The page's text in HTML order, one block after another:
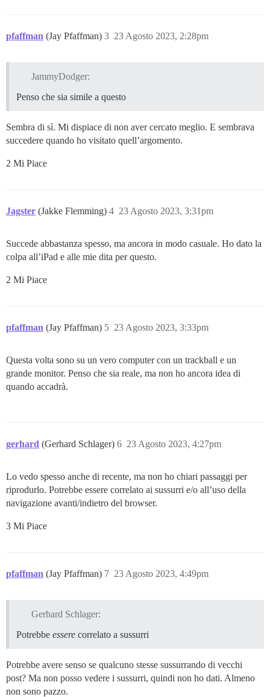
pfaffman (Jay Pfaffman) 23 Agosto 2023, 2:28pm
3
JammyDodger:
Penso che sia simile a questo
Sembra di sì. Mi dispiace di non aver cercato meglio. E sembrava
succedere quando ho visitato quell’argomento.
2 Mi Piace
Jagster (Jakke Flemming) 23 Agosto 2023, 3:31pm
4
Succede abbastanza spesso, ma ancora in modo casuale. Ho dato la
colpa all’iPad e alle mie dita per questo.
2 Mi Piace
pfaffman (Jay Pfaffman) 23 Agosto 2023, 3:33pm
5
Questa volta sono su un vero computer con un trackball e un
grande monitor. Penso che sia reale, ma non ho ancora idea di
quando accadrà.
gerhard (Gerhard Schlager) 23 Agosto 2023, 4:27pm
6
Lo vedo spesso anche di recente, ma non ho chiari passaggi per
riprodurlo. Potrebbe essere correlato ai sussurri e/o all’uso della
navigazione avanti/indietro del browser.
3 Mi Piace
pfaffman (Jay Pfaffman) 23 Agosto 2023, 4:49pm
7
Gerhard Schlager:
Potrebbe essere correlato a sussurri
Potrebbe avere senso se qualcuno stesse sussurrando di vecchi
post? Ma non posso vedere i sussurri, quindi non ho dati. Almeno
non sono pazzo.